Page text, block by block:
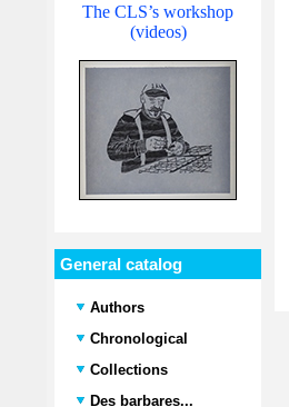
The CLS’s workshop
(videos)
General catalog
Authors
Chronological
Collections
Des barbares...